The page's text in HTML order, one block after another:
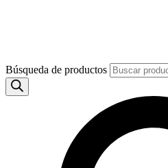
Búsqueda de productos